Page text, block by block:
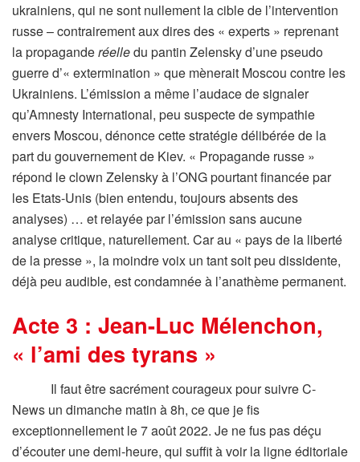
ukrainiens, qui ne sont nullement la cible de l’intervention
russe – contrairement aux dires des « experts » reprenant
la propaganderéelledu pantin Zelensky d’une pseudo
guerre d’« extermination » que mènerait Moscou contre les
Ukrainiens. L’émission a même l’audace de signaler
qu’Amnesty International, peu suspecte de sympathie
envers Moscou, dénonce cette stratégie délibérée de la
part du gouvernement de Kiev. « Propagande russe »
répond le clown Zelensky à l’ONG pourtant financée par
les Etats-Unis (bien entendu, toujours absents des
analyses) … et relayée par l’émission sans aucune
analyse critique, naturellement. Car au « pays de la liberté
de la presse », la moindre voix un tant soit peu dissidente,
déjà peu audible, est condamnée à l’anathème permanent.
Acte 3 : Jean-Luc Mélenchon,
« l’ami des tyrans »
Il faut être sacrément courageux pour suivre C-
News un dimanche matin à 8h, ce que je fis
exceptionnellement le 7 août 2022. Je ne fus pas déçu
d’écouter une demi-heure, qui suffit à voir la ligne éditoriale